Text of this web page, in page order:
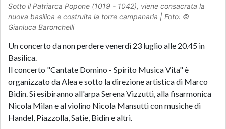
Sotto il Patriarca Popone (1019 - 1042), viene consacrata la
nuova basilica e costruita la torre campanaria | Foto: ©
Gianluca Baronchelli
Un concerto da non perdere venerdì 23 luglio alle 20.45 in
Basilica.
Il concerto "Cantate Domino - Spirito Musica Vita" è
organizzato da Alea e sotto la direzione artistica di Marco
Bidin. Si esibiranno all'arpa Serena Vizzutti, alla fisarmonica
Nicola Milan e al violino Nicola Mansutti con musiche di
Handel, Piazzolla, Satie, Bidin e altri.